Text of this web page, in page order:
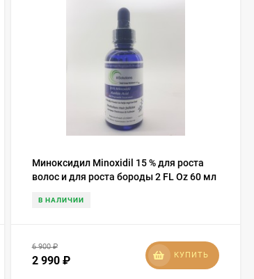
Миноксидил Minoxidil 15 % для роста
волос и для роста бороды 2 FL Oz 60 мл
В НАЛИЧИИ
6 900₽
2 990 ₽ КУПИТЬ